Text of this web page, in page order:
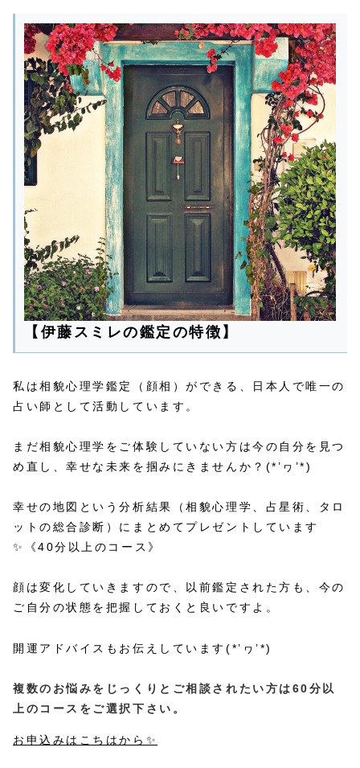
【伊藤スミレの鑑定の特徴】
私は相貌心理学鑑定（顔相）ができる、日本人で唯一の
占い師として活動しています。
まだ相貌心理学をご体験していない方は今の自分を見つ
め直し、幸せな未来を掴みにきませんか？(*’ヮ’*)
幸せの地図という分析結果（相貌心理学、占星術、タロ
ットの総合診断）にまとめてプレゼントしています
✨《40分以上のコース》
顔は変化していきますので、以前鑑定された方も、今の
ご自分の状態を把握しておくと良いですよ。
開運アドバイスもお伝えしています(*’ヮ’*)
複数のお悩みをじっくりとご相談されたい方は60分以
上のコースをご選択下さい。
お申込みはこちはから✨